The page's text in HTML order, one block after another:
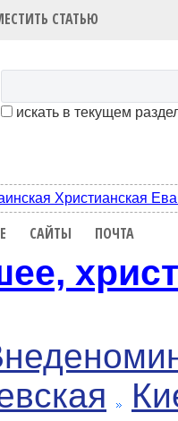
СТАТЬЮ
искать в текущем
Христианская
САЙТЫ ПОЧТА